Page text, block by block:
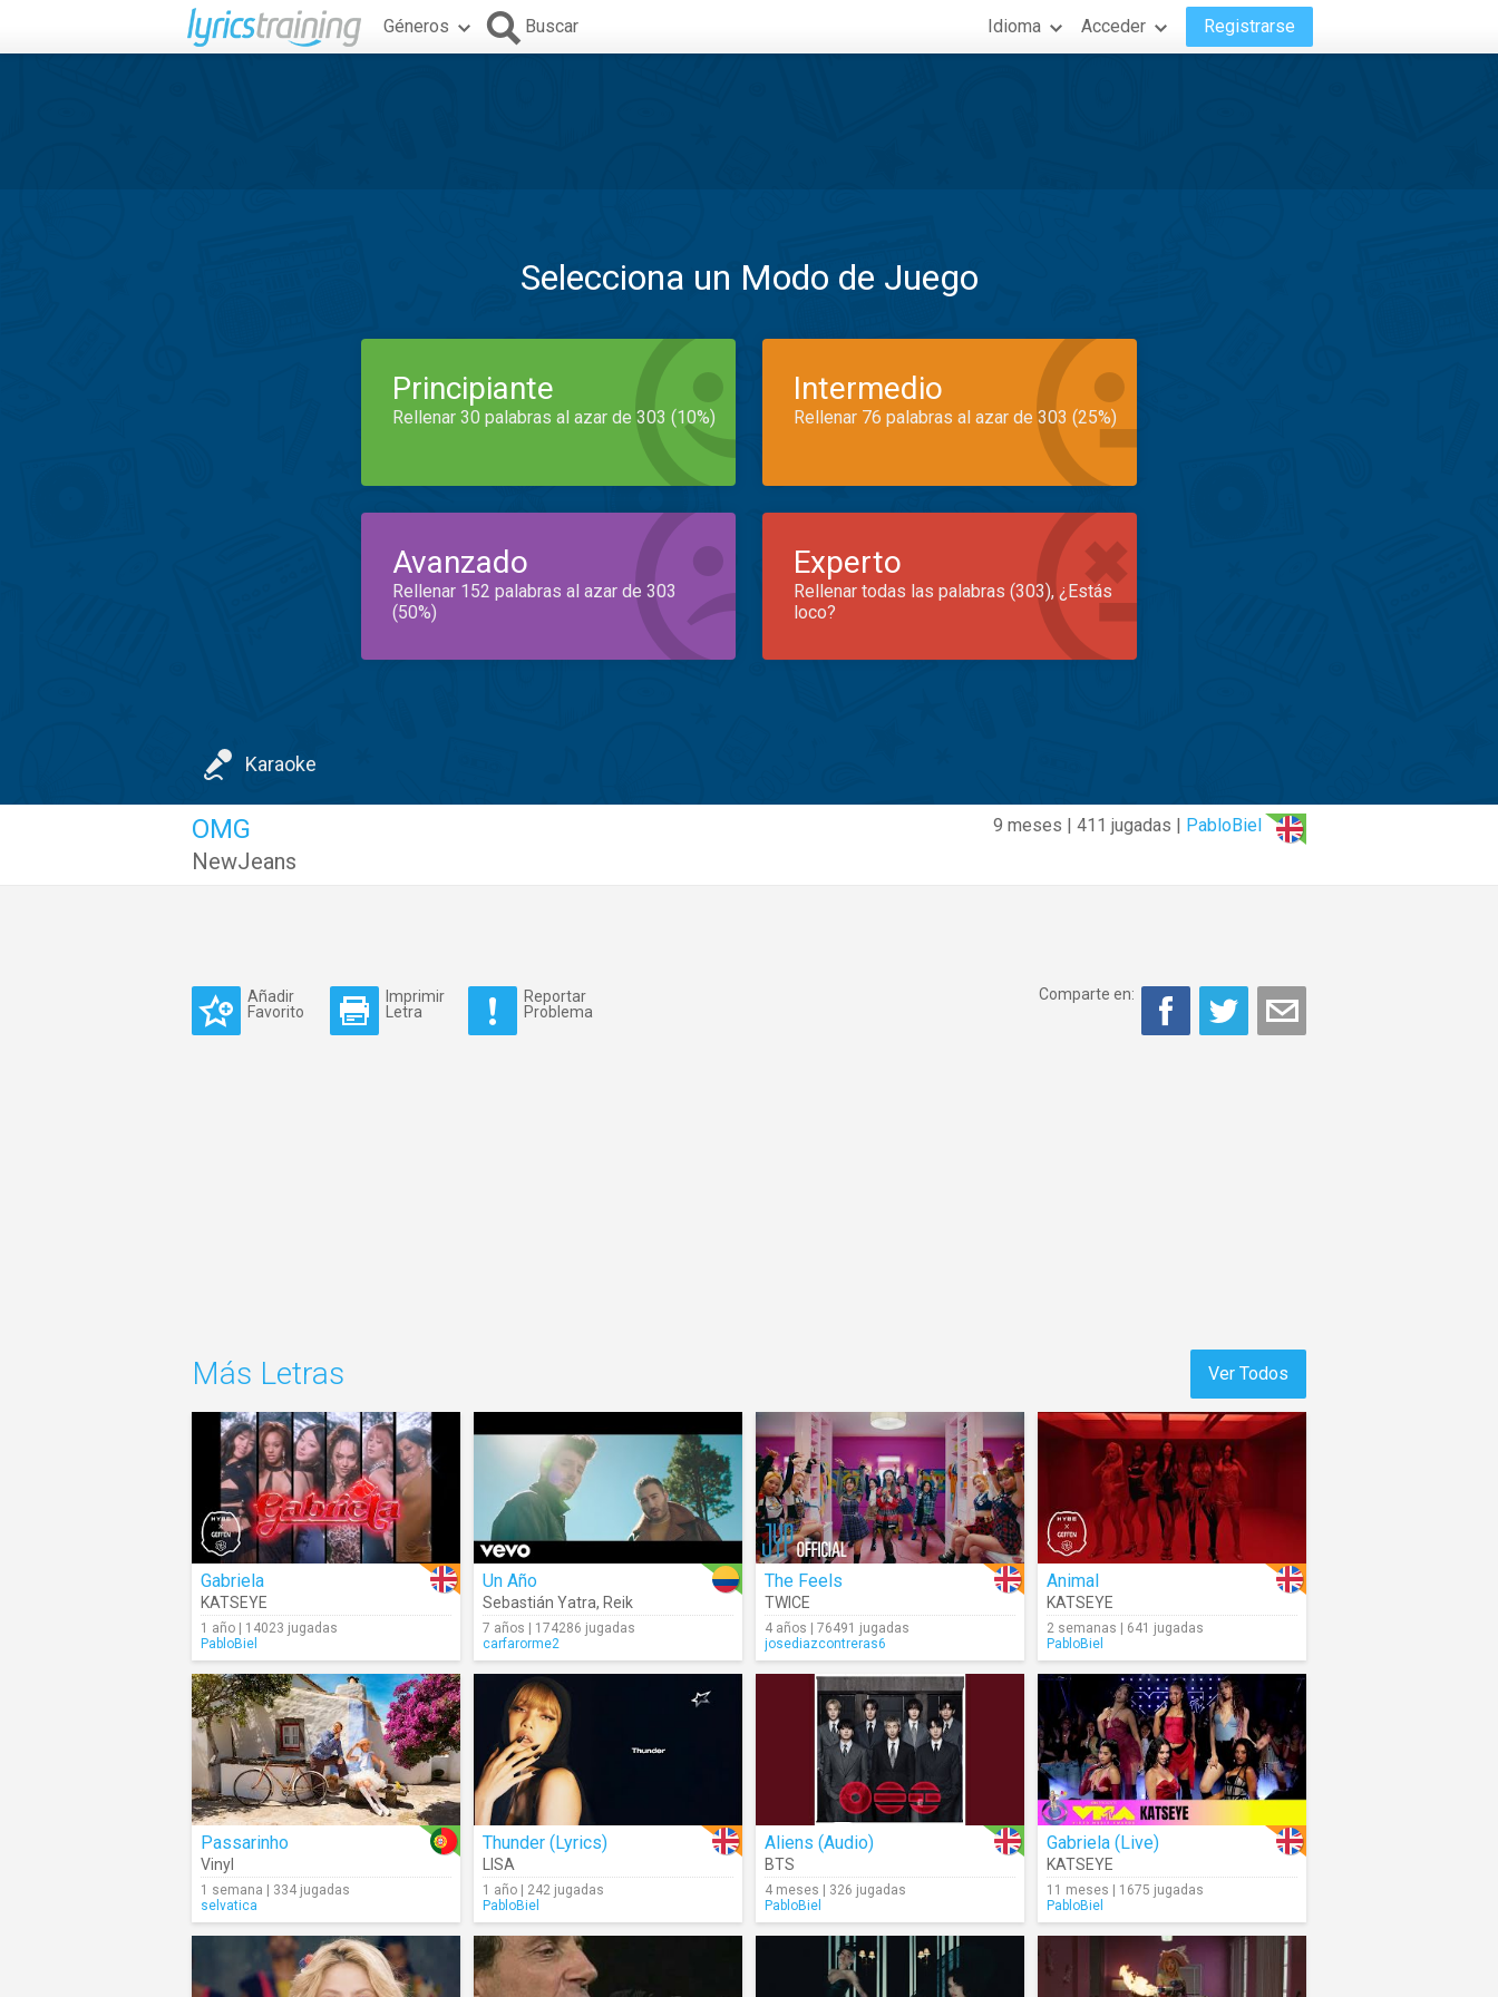
Géneros Buscar Idioma Acceder Registrarse
Selecciona un Modo de Juego
Principiante
Rellenar 30 palabras al azar de 303 (10%)
Intermedio
Rellenar 76 palabras al azar de 303 (25%)
Avanzado
Rellenar 152 palabras al azar de 303
(50%)
Experto
Rellenar todas las palabras (303), ¿Estás
loco?
Karaoke
9 meses | 411 jugadas | PabloBiel
OMG
NewJeans
Añadir
Favorito
Imprimir
Letra
Reportar
Problema
Comparte en:
Ver Todos
Más Letras
Gabriela
KATSEYE
1 año | 14023 jugadas
PabloBiel
Un Año
Sebastián Yatra, Reik
7 años | 174286 jugadas
carfarorme2
The Feels
TWICE
4 años | 76491 jugadas
josediazcontreras6
Animal
KATSEYE
2 semanas | 641 jugadas
PabloBiel
Passarinho
Vinyl
1 semana | 334 jugadas
selvatica
Thunder (Lyrics)
LISA
1 año | 242 jugadas
PabloBiel
Aliens (Audio)
BTS
4 meses | 326 jugadas
PabloBiel
Gabriela (Live)
KATSEYE
11 meses | 1675 jugadas
PabloBiel